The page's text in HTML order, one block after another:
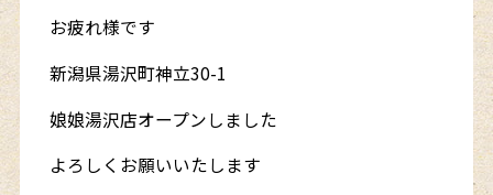
お疲れ様です
新潟県湯沢町神立30-1
娘娘湯沢店オープンしました
よろしくお願いいたします